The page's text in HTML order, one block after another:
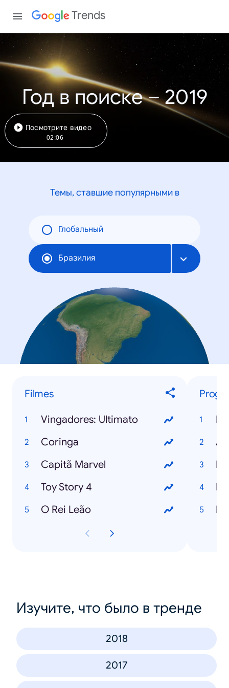
Trends
Год в поиске – 2019
Посмотрите видео
02:06
Темы, ставшие популярными в
Глобальный
Бразилия
Filmes
Vingadores: Ultimato
Coringa
Capitã Marvel
Toy Story 4
O Rei Leão
A
Изучите, что было в тренде
2018
2017